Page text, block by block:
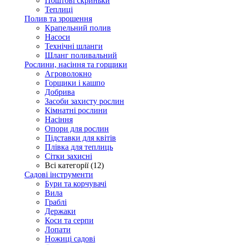
Теплиці
Полив та зрошення
Крапельний полив
Насоси
Технічні шланги
Шланг поливальний
Рослини, насіння та горщики
Агроволокно
Горщики і кашпо
Добрива
Засоби захисту рослин
Кімнатні рослини
Насіння
Опори для рослин
Підставки для квітів
Плівка для теплиць
Сітки захисні
Всі категорії (12)
Садові інструменти
Бури та корчувачі
Вила
Граблі
Держаки
Коси та серпи
Лопати
Ножиці садові